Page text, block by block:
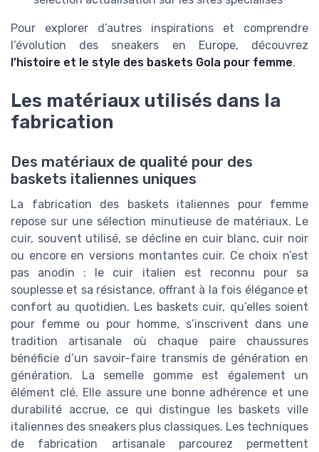
Pour explorer d’autres inspirations et comprendre
l’évolution des sneakers en Europe, découvrez
l’histoire et le style des baskets Gola pour femme.
Les matériaux utilisés dans la
fabrication
Des matériaux de qualité pour des
baskets italiennes uniques
La fabrication des baskets italiennes pour femme
repose sur une sélection minutieuse de matériaux. Le
cuir, souvent utilisé, se décline en cuir blanc, cuir noir
ou encore en versions montantes cuir. Ce choix n’est
pas anodin : le cuir italien est reconnu pour sa
souplesse et sa résistance, offrant à la fois élégance et
confort au quotidien. Les baskets cuir, qu’elles soient
pour femme ou pour homme, s’inscrivent dans une
tradition artisanale où chaque paire chaussures
bénéficie d’un savoir-faire transmis de génération en
génération. La semelle gomme est également un
élément clé. Elle assure une bonne adhérence et une
durabilité accrue, ce qui distingue les baskets ville
italiennes des sneakers plus classiques. Les techniques
de fabrication artisanale parcourez permettent